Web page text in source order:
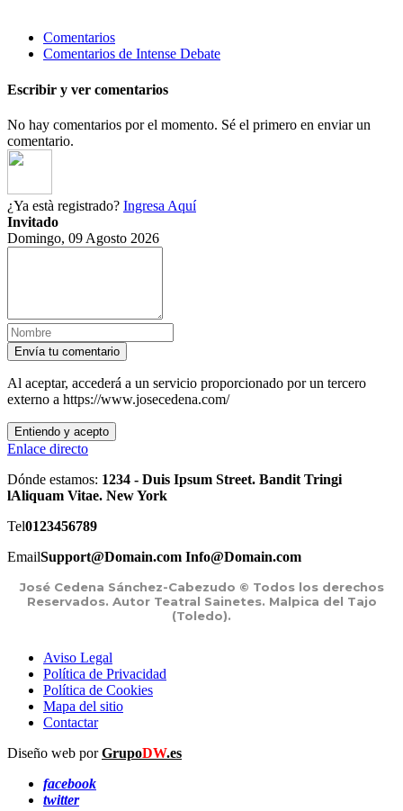
Comentarios
Comentarios de Intense Debate
Escribir y ver comentarios
No hay comentarios por el momento. Sé el primero en enviar un
comentario.
¿Ya està registrado? Ingresa Aquí
Invitado
Domingo, 09 Agosto 2026
Envía tu comentario
Al aceptar, accederá a un servicio proporcionado por un tercero
externo a https://www.josecedena.com/
Entiendo y acepto
Enlace directo
Dónde estamos: 1234 - Duis Ipsum Street. Bandit Tringi
lAliquam Vitae. New York
Tel0123456789
EmailSupport@Domain.com Info@Domain.com
José Cedena Sánchez-Cabezudo © Todos los derechos
Reservados. Autor Teatral Sainetes. Malpica del Tajo
(Toledo).
Aviso Legal
Política de Privacidad
Política de Cookies
Mapa del sitio
Contactar
Diseño web porGrupoDW.es
facebook
twitter